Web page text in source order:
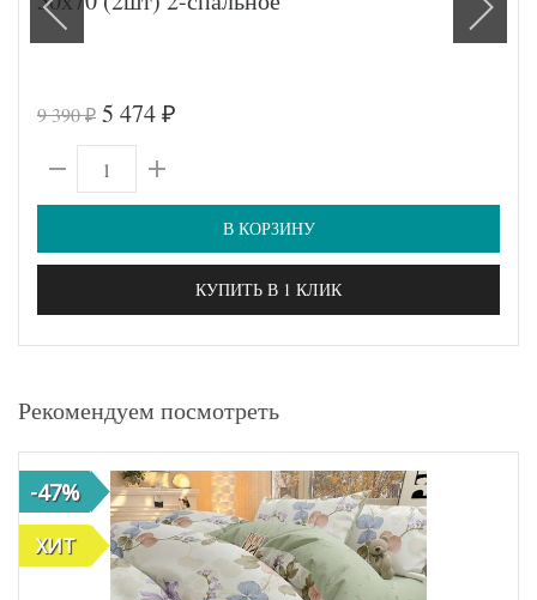
9 390₽ 5 474 ₽
В КОРЗИНУ
КУПИТЬ В 1 КЛИК
Рекомендуем посмотреть
-47%
ХИТ